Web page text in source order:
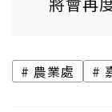
農業處